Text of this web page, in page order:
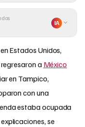
IA
Estados Unidos,
a México
en Tampico,
con una
estaba ocupada
se